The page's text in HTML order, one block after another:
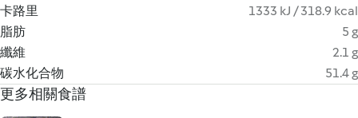
卡路里
1333 kJ / 318.9 kcal
脂肪
5 g
纖維
2.1 g
碳水化合物
51.4 g
更多相關食譜